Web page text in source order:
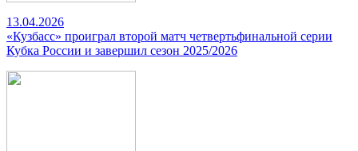
13.04.2026
«Кузбасс» проиграл второй матч четвертьфинальной серии
Кубка России и завершил сезон 2025/2026